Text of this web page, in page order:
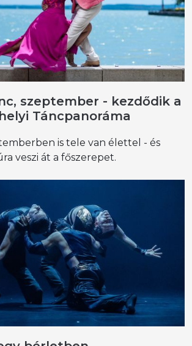
szeptember - kezdődik a
Táncpanoráma
is tele van élettel - és
veszi át a főszerepet.